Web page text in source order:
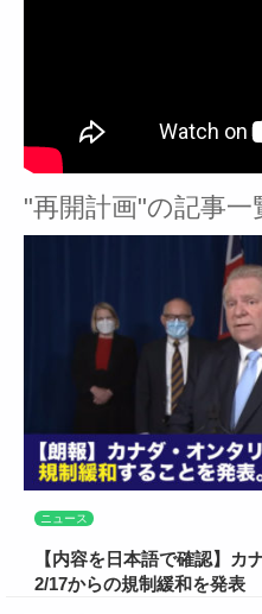
"再開計画"の記事一
ニュース
【内容を日本語で確認】カ
2/17からの規制緩和を発表